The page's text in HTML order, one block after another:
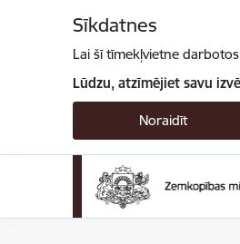
Sīkdatnes
Lai šī tīmekļvietne
Lūdzu, atzīmējiet savu
Noraidīt